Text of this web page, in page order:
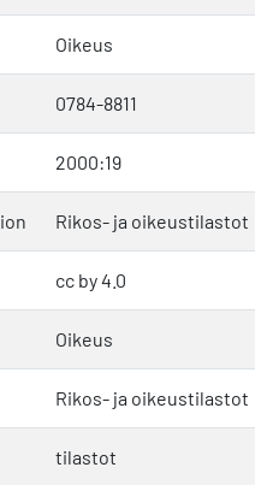
Oikeus
0784-8811
2000:19
Rikos- ja oikeustilastot
cc by 4.0
Oikeus
Rikos- ja oikeustilastot
tilastot